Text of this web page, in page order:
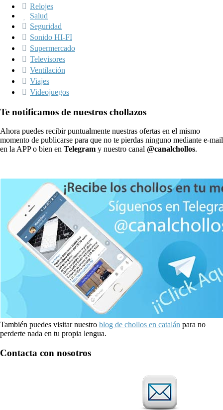
Relojes
Salud
Seguridad
Sonido HI-FI
Supermercado
Televisores
Ventilación
Viajes
Videojuegos
Te notificamos de nuestros chollazos
Ahora puedes recibir puntualmente nuestras ofertas en el mismo
momento de publicarse para que no te pierdas ninguno mediante e-mail
en la APP o bien en Telegram y nuestro canal @canalchollos.
También puedes visitar nuestro blog de chollos en catalán para no
perderte nada en tu propia lengua.
Contacta con nosotros